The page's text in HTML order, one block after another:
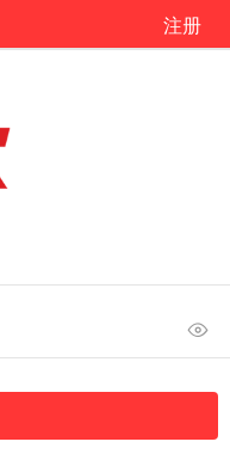
注册